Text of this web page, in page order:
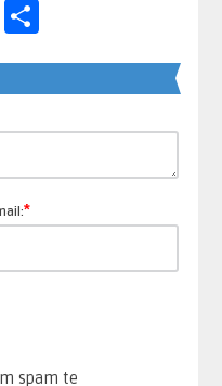
Delen
*
spam te